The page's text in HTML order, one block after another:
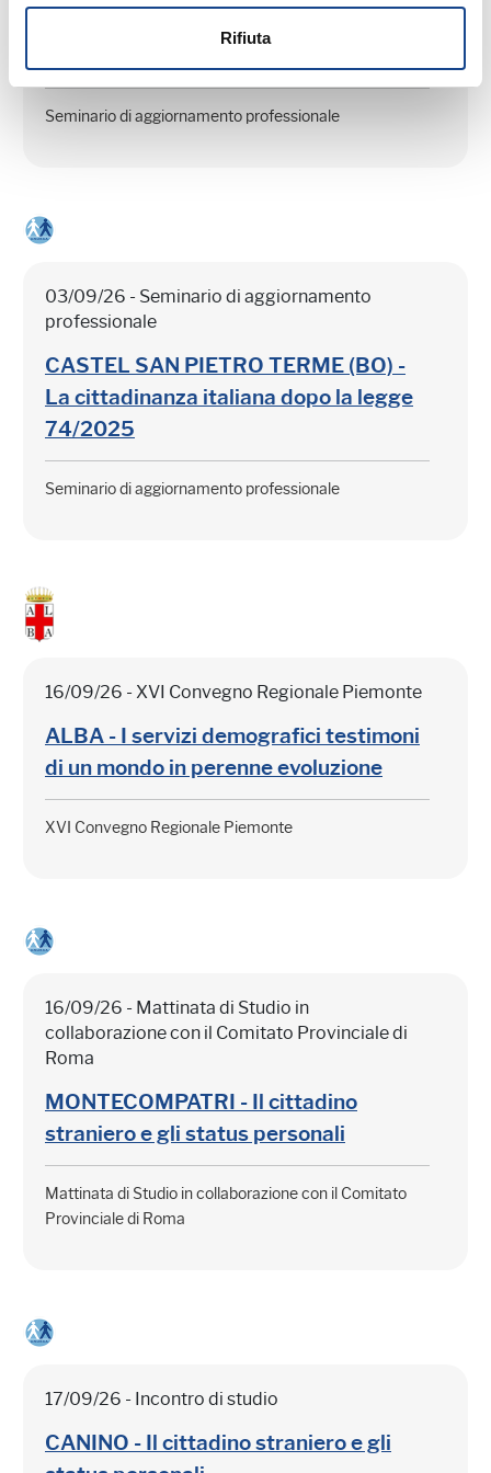
Rifiuta
Seminario di aggiornamento professionale
03/09/26 - Seminario di aggiornamento
professionale
CASTEL SAN PIETRO TERME (BO) -
La cittadinanza italiana dopo la legge
74/2025
Seminario di aggiornamento professionale
16/09/26 - XVI Convegno Regionale Piemonte
ALBA - I servizi demografici testimoni
di un mondo in perenne evoluzione
XVI Convegno Regionale Piemonte
16/09/26 - Mattinata di Studio in
collaborazione con il Comitato Provinciale di
Roma
MONTECOMPATRI - Il cittadino
straniero e gli status personali
Mattinata di Studio in collaborazione con il Comitato
Provinciale di Roma
17/09/26 - Incontro di studio
CANINO - Il cittadino straniero e gli